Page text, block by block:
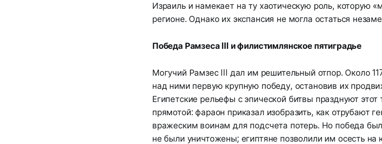
Израиль и намекает на ту хаотическую роль, которую
регионе. Однако их экспансия не могла остаться
Победа Рамзеса III и филистимлянское пятиградье
Могучий Рамзес III дал им решительный отпор. Около
над ними первую крупную победу, остановив их
Египетские рельефы с эпической битвы празднуют
прямотой: фараон приказал изобразить, как отрубают
вражеским воинам для подсчета потерь. Но победа
не были уничтожены; египтяне позволили им осесть